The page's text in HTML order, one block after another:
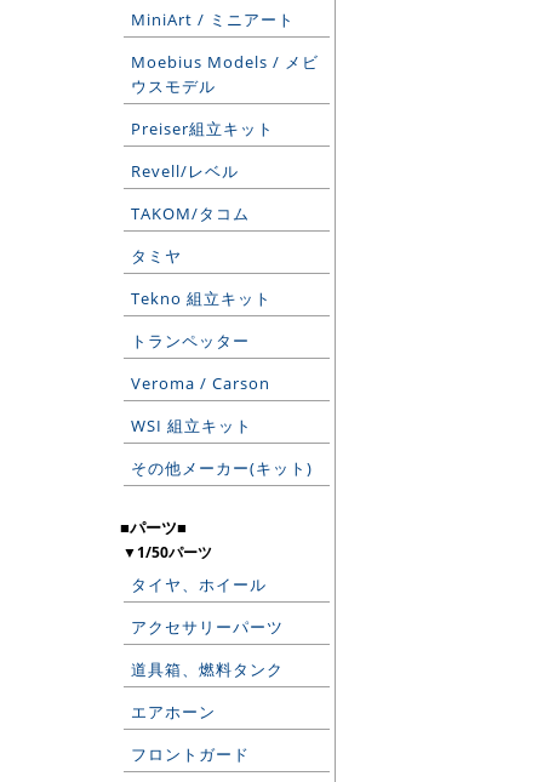
MiniArt / ミニアート
Moebius Models / メビ
ウスモデル
Preiser組立キット
Revell/レベル
TAKOM/タコム
タミヤ
Tekno 組立キット
トランペッター
Veroma / Carson
WSI 組立キット
その他メーカー(キット)
■パーツ■
▼1/50パーツ
タイヤ、ホイール
アクセサリーパーツ
道具箱、燃料タンク
エアホーン
フロントガード